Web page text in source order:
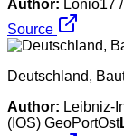
Author: Lonio17
Source
Deutschland,
Author: Leibniz-
(IOS) GeoPortOst